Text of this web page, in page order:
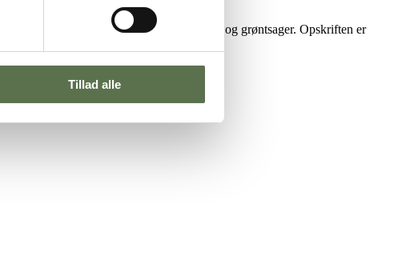
Tillad alle
det I kan lide, fx karrydressing, kylling og grøntsager. Opskriften er